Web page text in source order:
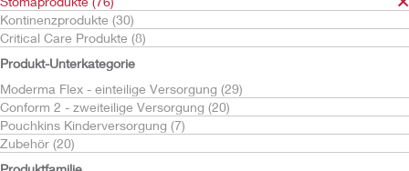
Kontinenzprodukte (30)
Critical Care Produkte (8)
Produkt-Unterkategorie
Moderma Flex - einteilige Versorgung (29)
Conform 2 - zweiteilige Versorgung (20)
Pouchkins Kinderversorgung (7)
Zubehör (20)
CeraPlus
Ihre Auswahl hat24Ergebnisse ergeben
Sortieren nach: